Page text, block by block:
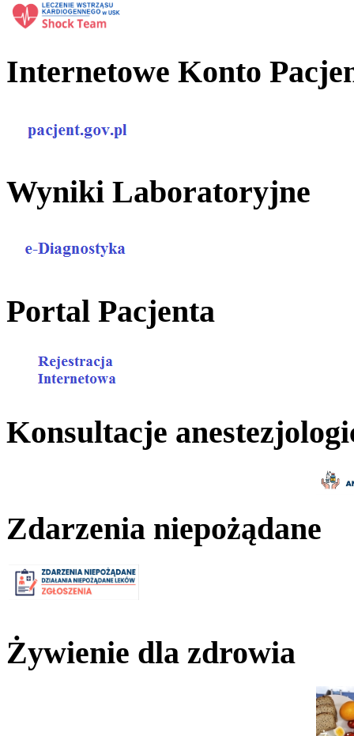
Internetowe Konto
Wyniki Laboratoryjne
Portal Pacjenta
Konsultacje
Zdarzenia niepożądane
Żywienie dla zdrowia